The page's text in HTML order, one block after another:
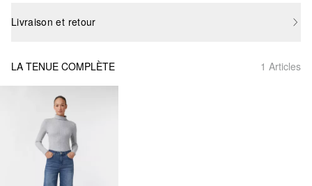
Livraison et retour
LA TENUE COMPLÈTE 1 Articles